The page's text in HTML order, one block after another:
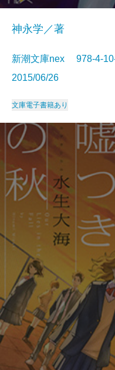
神永学／著
新潮文庫nex 978-4-
2015/06/26
文庫電子書籍あり